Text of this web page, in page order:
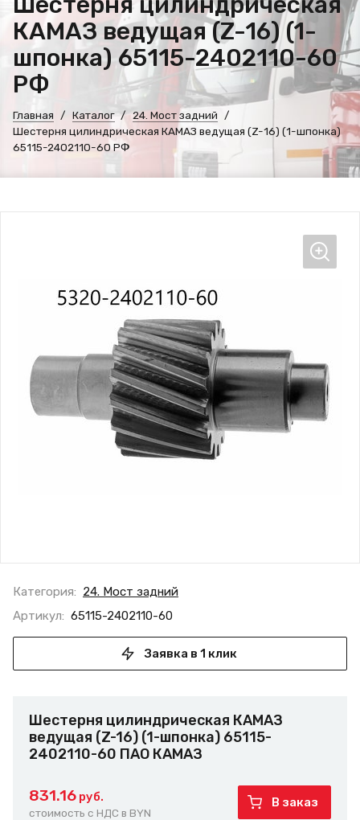
КАМАЗ ведущая (Z-16) (1-
шпонка) 65115-2402110-60
РФ
Главная Каталог
24. Мост задний
Шестерня цилиндрическая КАМАЗ ведущая (Z-16) (1-шпонка)
65115-2402110-60 РФ
Категория: 24. Мост задний
Артикул: 65115-2402110-60
Заявка в 1 клик
Шестерня цилиндрическая КАМАЗ
ведущая (Z-16) (1-шпонка) 65115-
2402110-60 ПАО КАМАЗ
831.16 руб.
стоимость с НДС в BYN
В заказ